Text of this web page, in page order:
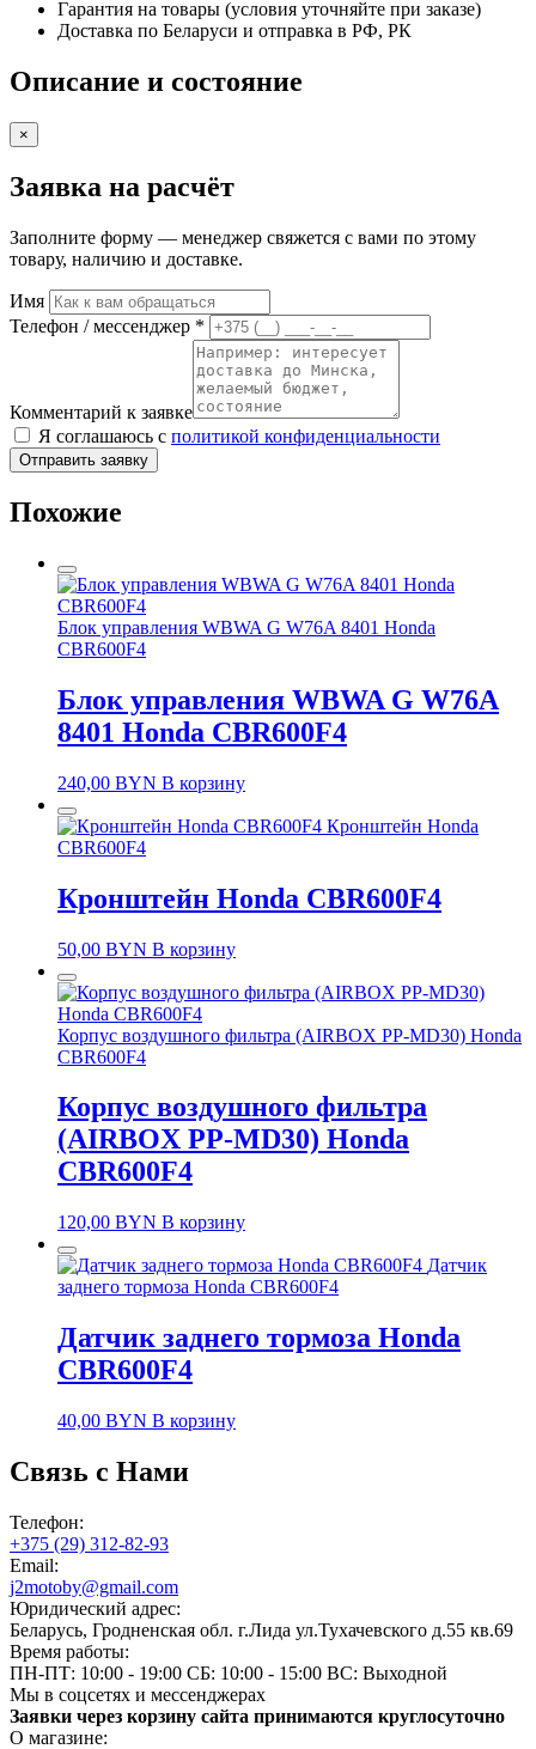
Гарантия на товары (условия уточняйте при заказе)
Доставка по Беларуси и отправка в РФ, РК
Описание и состояние
×
Заявка на расчёт
Заполните форму — менеджер свяжется с вами по этому
товару, наличию и доставке.
Имя
Телефон / мессенджер *
Комментарий к заявке
Я соглашаюсь с политикой конфиденциальности
Отправить заявку
Похожие
Блок управления WBWA G W76A 8401 Honda
CBR600F4
Блок управления WBWA G W76A
8401 Honda CBR600F4
240,00 BYN В корзину
Кронштейн Honda
CBR600F4
Кронштейн Honda CBR600F4
50,00 BYN В корзину
Корпус воздушного фильтра (AIRBOX PP-MD30) Honda
CBR600F4
Корпус воздушного фильтра
(AIRBOX PP-MD30) Honda
CBR600F4
120,00 BYN В корзину
Датчик
заднего тормоза Honda CBR600F4
Датчик заднего тормоза Honda
CBR600F4
40,00 BYN В корзину
Связь с Нами
Телефон:
+375 (29) 312-82-93
Email:
j2motoby@gmail.com
Юридический адрес:
Беларусь, Гродненская обл. г.Лида ул.Тухачевского д.55 кв.69
Время работы:
ПН-ПТ: 10:00 - 19:00 СБ: 10:00 - 15:00 ВС: Выходной
Мы в соцсетях и мессенджерах
Заявки через корзину сайта принимаются круглосуточно
О магазине: